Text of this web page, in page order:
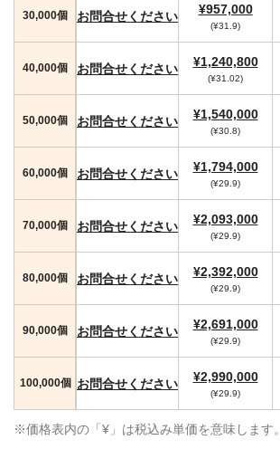
30,000個 お問合せください ¥957,000
(¥31.9)
40,000個 お問合せください ¥1,240,800
(¥31.02)
50,000個 お問合せください ¥1,540,000
(¥30.8)
60,000個 お問合せください ¥1,794,000
(¥29.9)
70,000個 お問合せください ¥2,093,000
(¥29.9)
80,000個 お問合せください ¥2,392,000
(¥29.9)
90,000個 お問合せください ¥2,691,000
(¥29.9)
100,000個 お問合せください ¥2,990,000
(¥29.9)
※価格表内の「¥」は税込み単価を意味します。